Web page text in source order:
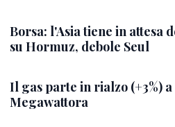
Borsa: l'Asia tiene in attesa
su Hormuz, debole Seul
Il gas parte in rialzo (+3%) a
Megawattora